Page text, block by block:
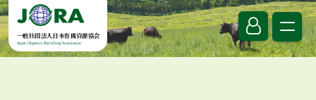
Skip to content
一般社団法人日本有機資源協会
Japan Organics Recycling Association